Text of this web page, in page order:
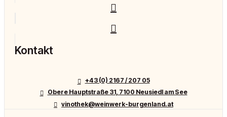
Kontakt
+43 (0) 2167 / 207 05
Obere Hauptstraße 31, 7100 Neusiedl am See
vinothek@weinwerk-burgenland.at